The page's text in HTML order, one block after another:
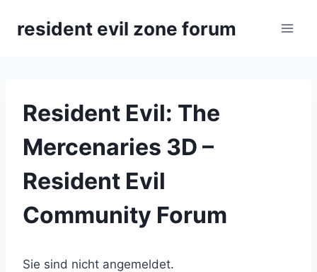
Inhaltresident evil zone forum
Resident Evil: The
Mercenaries 3D –
Resident Evil
Community Forum
Sie sind nicht angemeldet.